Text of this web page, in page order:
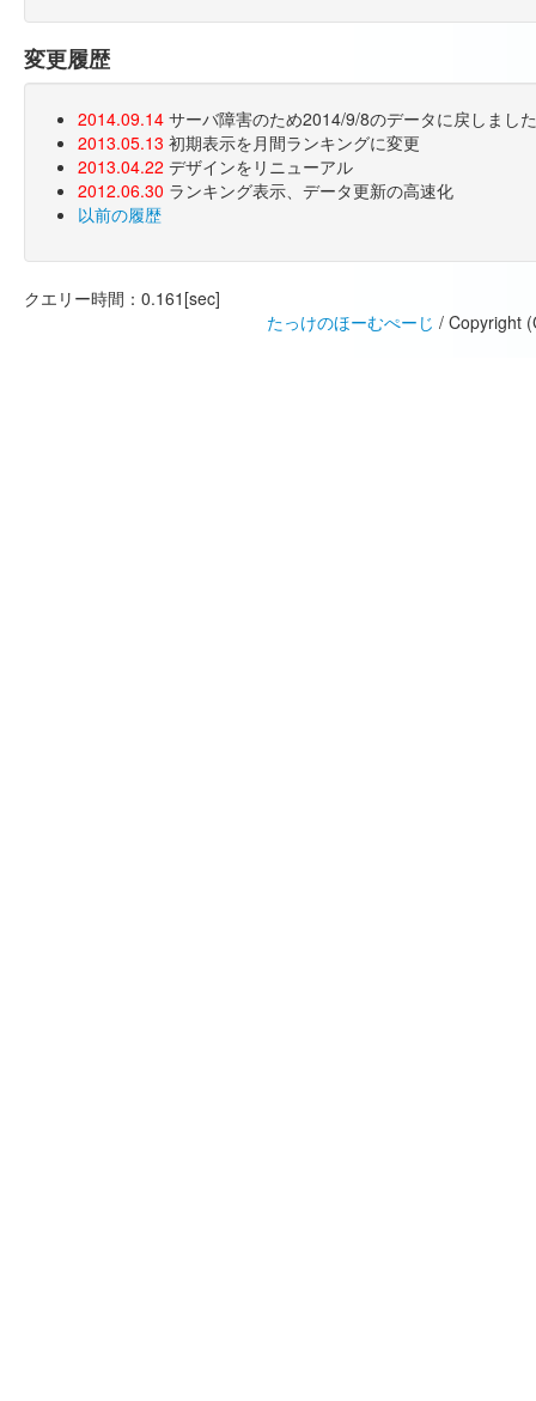
変更履歴
2014.09.14 サーバ障害のため2014/9/8のデータに戻しまし
2013.05.13 初期表示を月間ランキングに変更
2013.04.22 デザインをリニューアル
2012.06.30 ランキング表示、データ更新の高速化
以前の履歴
クエリー時間：0.161[sec]
たっけのほーむぺーじ / Copyright